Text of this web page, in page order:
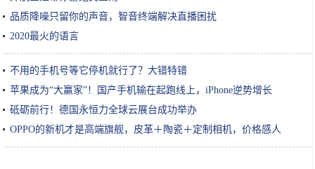
品质降噪只留你的声音，智音终端解决直播困扰
2020最火的语言
不用的手机号等它停机就行了？大错特错
苹果成为“大赢家”！国产手机输在起跑线上，iPhone逆势增长
砥砺前行！德国永恒力全球云展台成功举办
OPPO的新机才是高端旗舰，皮革＋陶瓷＋定制相机，价格感人